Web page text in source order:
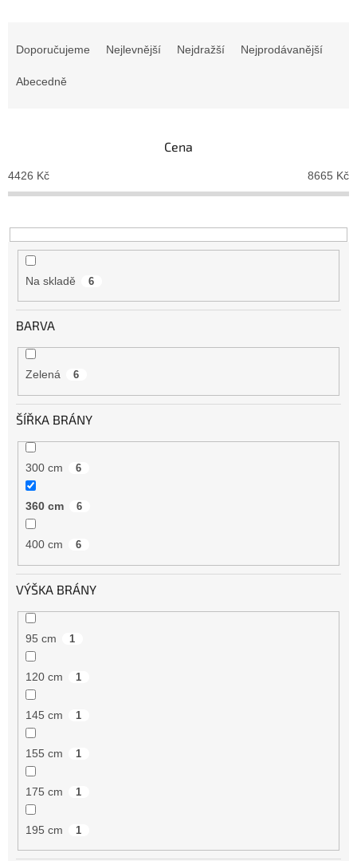
o
d
k
t
Doporučujeme Nejlevnější Nejdražší Nejprodávanější
Abecedně
Cena
4426 Kč 8665 Kč
Na skladě 6
BARVA
Zelená 6
ŠÍŘKA BRÁNY
300 cm 6
360 cm 6
400 cm 6
VÝŠKA BRÁNY
95 cm 1
120 cm 1
145 cm 1
155 cm 1
175 cm 1
195 cm 1